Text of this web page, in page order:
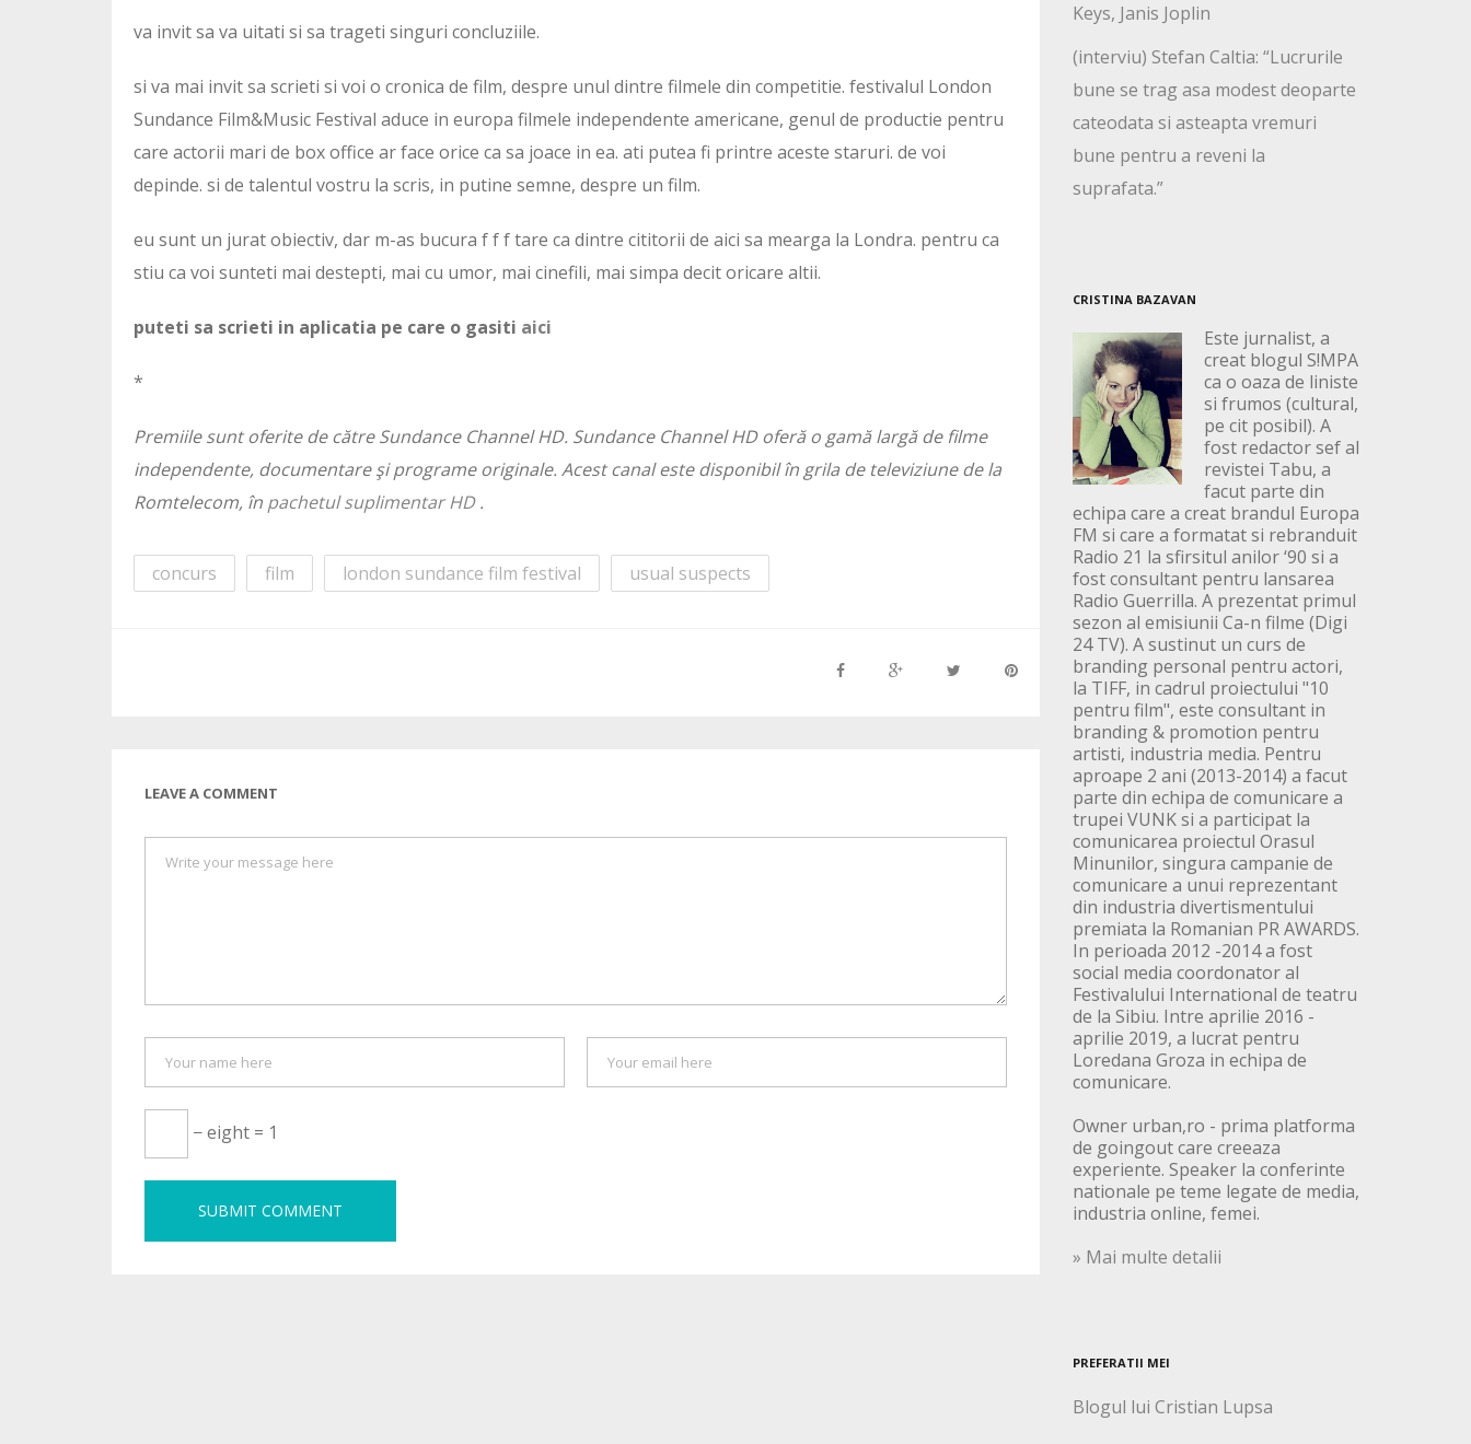
va invit sa va uitati si sa trageti singuri concluziile.
si va mai invit sa scrieti si voi o cronica de film, despre unul dintre filmele din competitie. festivalul London
Sundance Film&Music Festival aduce in europa filmele independente americane, genul de productie pentru
care actorii mari de box office ar face orice ca sa joace in ea. ati putea fi printre aceste staruri. de voi
depinde. si de talentul vostru la scris, in putine semne, despre un film.
eu sunt un jurat obiectiv, dar m-as bucura f f f tare ca dintre cititorii de aici sa mearga la Londra. pentru ca
stiu ca voi sunteti mai destepti, mai cu umor, mai cinefili, mai simpa decit oricare altii.
puteti sa scrieti in aplicatia pe care o gasiti aici
*
Premiile sunt oferite de către Sundance Channel HD. Sundance Channel HD oferă o gamă largă de filme
independente, documentare şi programe originale. Acest canal este disponibil în grila de televiziune de la
Romtelecom, în pachetul suplimentar HD.
concurs film london sundance film festival usual suspects
LEAVE A COMMENT
− eight = 1
Keys, Janis Joplin
(interviu) Stefan Caltia: “Lucrurile
bune se trag asa modest deoparte
cateodata si asteapta vremuri
bune pentru a reveni la
suprafata.”
CRISTINA BAZAVAN
Este jurnalist, a
creat blogul S!MPA
ca o oaza de liniste
si frumos (cultural,
pe cit posibil). A
fost redactor sef al
revistei Tabu, a
facut parte din
echipa care a creat brandul Europa
FM si care a formatat si rebranduit
Radio 21 la sfirsitul anilor ‘90 si a
fost consultant pentru lansarea
Radio Guerrilla. A prezentat primul
sezon al emisiunii Ca-n filme (Digi
24 TV). A sustinut un curs de
branding personal pentru actori,
la TIFF, in cadrul proiectului "10
pentru film", este consultant in
branding & promotion pentru
artisti, industria media. Pentru
aproape 2 ani (2013-2014) a facut
parte din echipa de comunicare a
trupei VUNK si a participat la
comunicarea proiectul Orasul
Minunilor, singura campanie de
comunicare a unui reprezentant
din industria divertismentului
premiata la Romanian PR AWARDS.
In perioada 2012 -2014 a fost
social media coordonator al
Festivalului International de teatru
de la Sibiu. Intre aprilie 2016 -
aprilie 2019, a lucrat pentru
Loredana Groza in echipa de
comunicare.
Owner urban,ro - prima platforma
de goingout care creeaza
experiente. Speaker la conferinte
nationale pe teme legate de media,
industria online, femei.
» Mai multe detalii
PREFERATII MEI
Blogul lui Cristian Lupsa